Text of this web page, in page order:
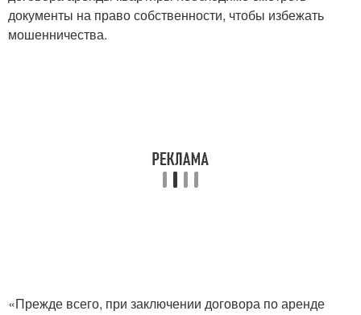
документы на право собственности, чтобы избежать
мошенничества.
«Прежде всего, при заключении договора по аренде